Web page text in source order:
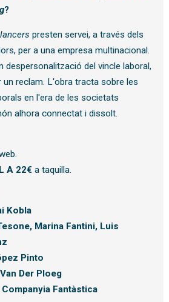
?
presten servei, a través dels
per a una empresa multinacional.
despersonalització del vincle laboral,
un reclam. L'obra tracta sobre les
alhora connectat i dissolt.
A 22€ a taquilla.
Kobla
Marina Fantini, Luis
Pinto
Der Ploeg
Companyia Fantàstica